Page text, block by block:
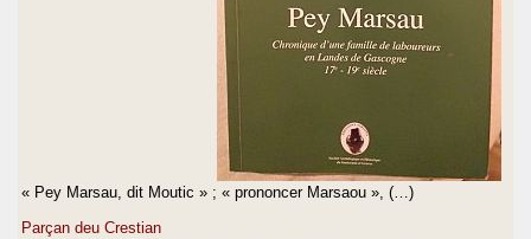
« Pey Marsau, dit Moutic » ; « prononcer Marsaou », (…)
Parçan deu Crestian